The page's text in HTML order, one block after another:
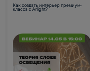
Как создать интерьер премиум-
класса с Arlight?